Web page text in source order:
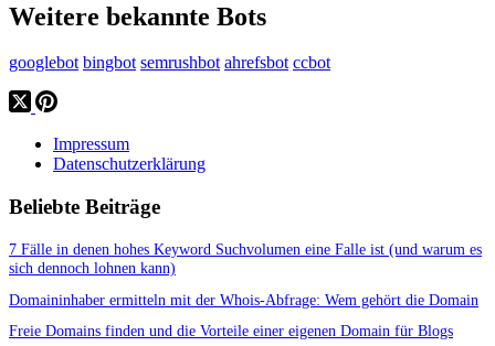
Weitere bekannte Bots
googlebot bingbot semrushbot ahrefsbot ccbot
Impressum
Datenschutzerklärung
Beliebte Beiträge
7 Fälle in denen hohes Keyword Suchvolumen eine Falle ist (und warum es
sich dennoch lohnen kann)
Domaininhaber ermitteln mit der Whois-Abfrage: Wem gehört die Domain
Freie Domains finden und die Vorteile einer eigenen Domain für Blogs